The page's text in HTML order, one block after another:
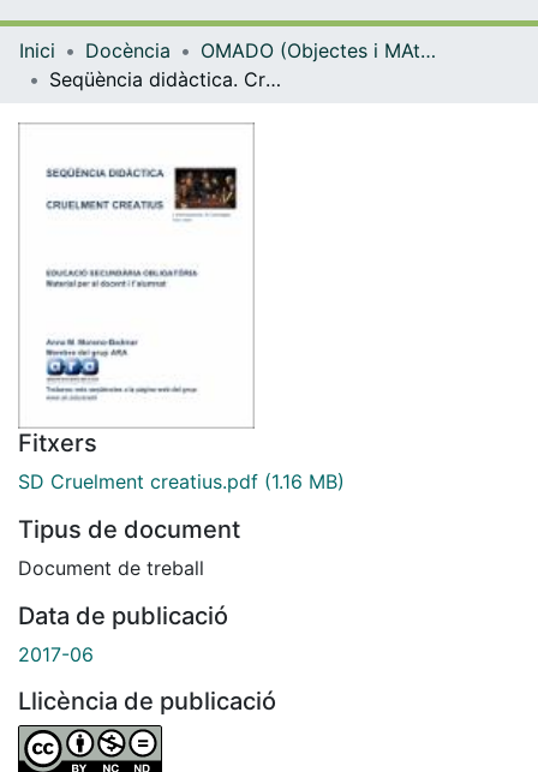
Navega per tot el DD
Inici Docència
OMADO (Objectes i MAterials DOcents)
Seqüència didàctica. Cruelment creatius
Fitxers
SD Cruelment creatius.pdf (1.16 MB)
Tipus de document
Document de treball
Data de publicació
2017-06
Llicència de publicació